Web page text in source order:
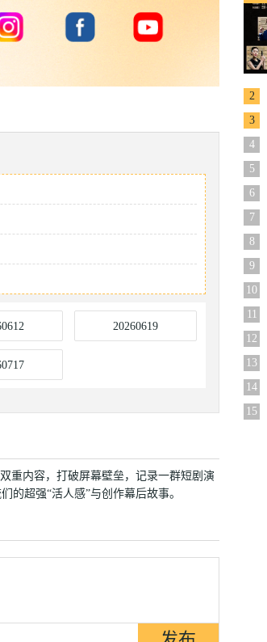
20260619
重内容，打破屏幕壁垒，记录一群短剧演
的超强“活人感”与创作幕后故事。
2
3
4
5
6
7
8
9
10
11
12
13
14
15